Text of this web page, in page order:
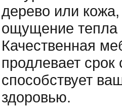
дерево или
ощущение тепла
Качественная
продлевает
способствует
здоровью.